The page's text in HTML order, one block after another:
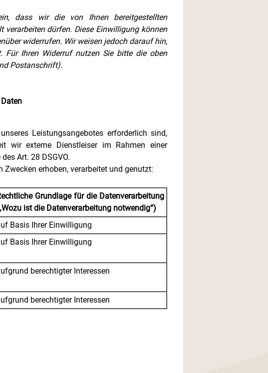
dass wir die von Ihnen bereitgestellten
verarbeiten dürfen. Diese Einwilligung können
widerrufen. Wir weisen jedoch darauf hin,
Für Ihren Widerruf nutzen Sie bitte die oben
Postanschrift).
Leistungsangebotes erforderlich sind,
wir externe Dienstleiser im Rahmen einer
Art. 28 DSGVO.
erhoben, verarbeitet und genutzt:
Grundlage für die Datenverarbeitung
ist die Datenverarbeitung notwendig“)
Basis Ihrer Einwilligung
Basis Ihrer Einwilligung
berechtigter Interessen
berechtigter Interessen